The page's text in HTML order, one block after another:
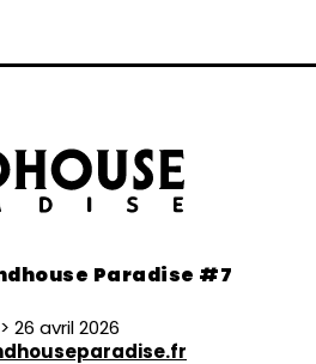
Paradise #7
26 avril 2026